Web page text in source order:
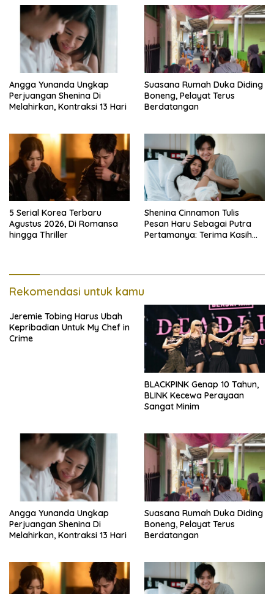
Angga Yunanda Ungkap
Perjuangan Shenina Di
Melahirkan, Kontraksi 13 Hari
Suasana Rumah Duka Diding
Boneng, Pelayat Terus
Berdatangan
5 Serial Korea Terbaru
Agustus 2026, Di Romansa
hingga Thriller
Shenina Cinnamon Tulis
Pesan Haru Sebagai Putra
Pertamanya: Terima Kasih
Rekomendasi untuk kamu
Jeremie Tobing Harus Ubah
Kepribadian Untuk My Chef in
Crime
BLACKPINK Genap 10 Tahun,
BLINK Kecewa Perayaan
Sangat Minim
Angga Yunanda Ungkap
Perjuangan Shenina Di
Melahirkan, Kontraksi 13 Hari
Suasana Rumah Duka Diding
Boneng, Pelayat Terus
Berdatangan